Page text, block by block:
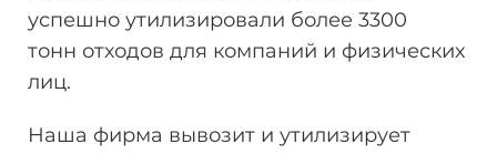
успешно утилизировали более 3300
тонн отходов для компаний и физических
лиц.
Наша фирма вывозит и утилизирует